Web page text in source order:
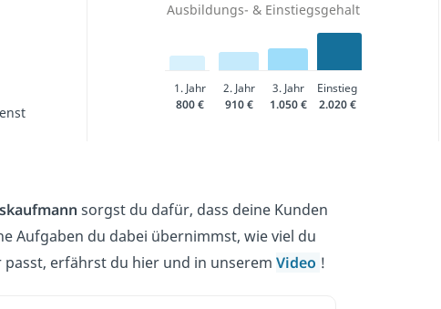
Ausbildungs- & Einstiegsgehalt
1. Jahr 2. Jahr 3. Jahr
Einstieg
800 €
910 € 1.050 € 2.020 €
sorgst du dafür, dass deine Kunden
Aufgaben du dabei übernimmst, wie viel du
erfährst du hier und in unserem Video !